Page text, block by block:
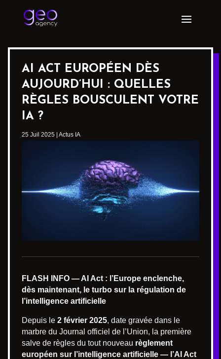
AI ACT EUROPÉEN DÈS
AUJOURD’HUI : QUELLES
RÈGLES BOUSCULENT VOTRE
IA ?
25 Juil 2025 Actus IA
FLASH INFO — AI Act : l’Europe enclenche,
dès maintenant, le turbo sur la régulation de
l’intelligence artificielle
Depuis le 2 février 2025, date gravée dans le
marbre du Journal officiel de l’Union, la première
salve de règles du tout nouveau règlement
européen sur l’intelligence artificielle — l’AI Act